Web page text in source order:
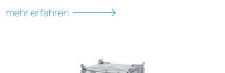
mehr erfahren